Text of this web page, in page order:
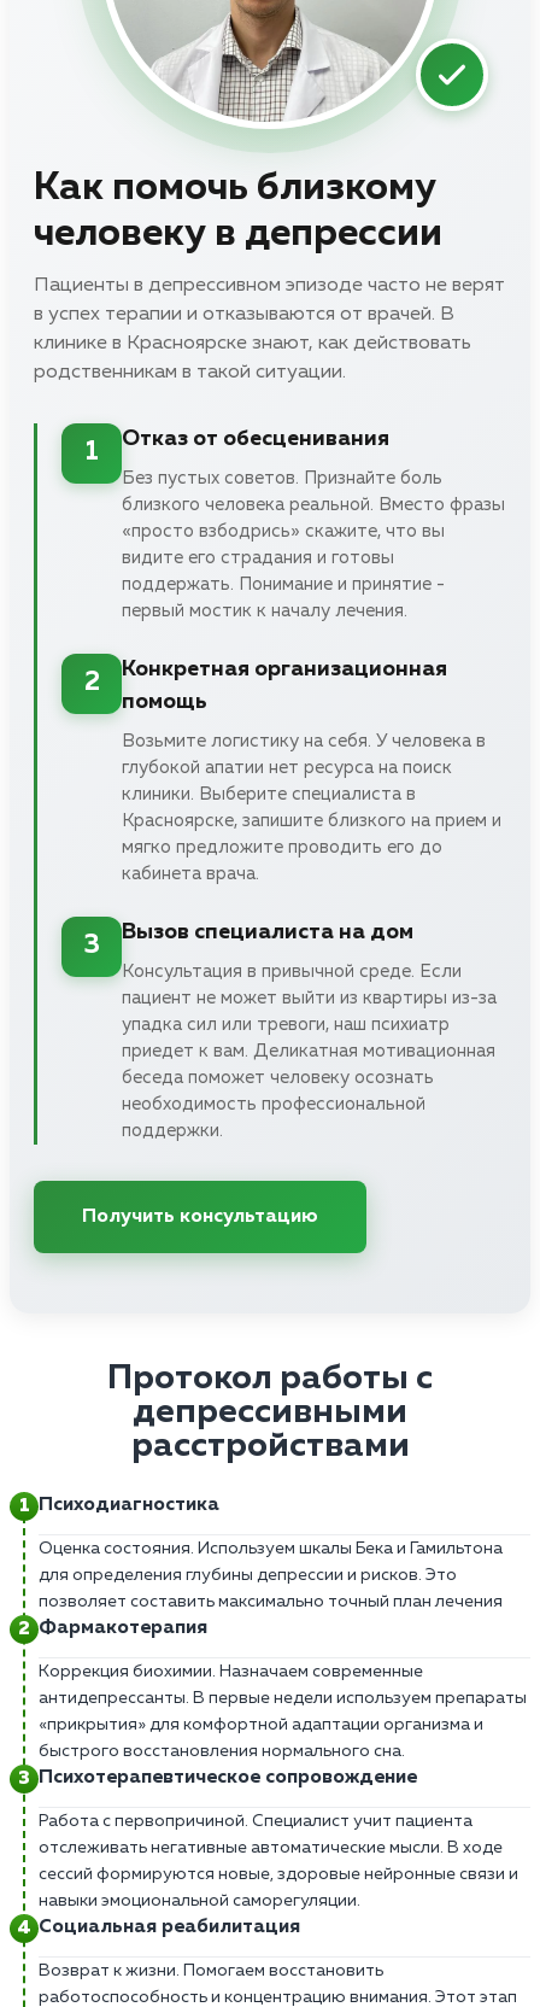
Как помочь близкому
человеку в депрессии
Пациенты в депрессивном эпизоде часто не верят
в успех терапии и отказываются от врачей. В
клинике в Красноярске знают, как действовать
родственникам в такой ситуации.
1
Отказ от обесценивания
Без пустых советов. Признайте боль
близкого человека реальной. Вместо фразы
«просто взбодрись» скажите, что вы
видите его страдания и готовы
поддержать. Понимание и принятие -
первый мостик к началу лечения.
2
Конкретная организационная
помощь
Возьмите логистику на себя. У человека в
глубокой апатии нет ресурса на поиск
клиники. Выберите специалиста в
Красноярске, запишите близкого на прием и
мягко предложите проводить его до
кабинета врача.
3
Вызов специалиста на дом
Консультация в привычной среде. Если
пациент не может выйти из квартиры из-за
упадка сил или тревоги, наш психиатр
приедет к вам. Деликатная мотивационная
беседа поможет человеку осознать
необходимость профессиональной
поддержки.
Получить консультацию
Протокол работы с
депрессивными
расстройствами
Психодиагностика
Оценка состояния. Используем шкалы Бека и Гамильтона
для определения глубины депрессии и рисков. Это
позволяет составить максимально точный план лечения
Фармакотерапия
Коррекция биохимии. Назначаем современные
антидепрессанты. В первые недели используем препараты
«прикрытия» для комфортной адаптации организма и
быстрого восстановления нормального сна.
Психотерапевтическое сопровождение
Работа с первопричиной. Специалист учит пациента
отслеживать негативные автоматические мысли. В ходе
сессий формируются новые, здоровые нейронные связи и
навыки эмоциональной саморегуляции.
Социальная реабилитация
Возврат к жизни. Помогаем восстановить
работоспособность и концентрацию внимания. Этот этап